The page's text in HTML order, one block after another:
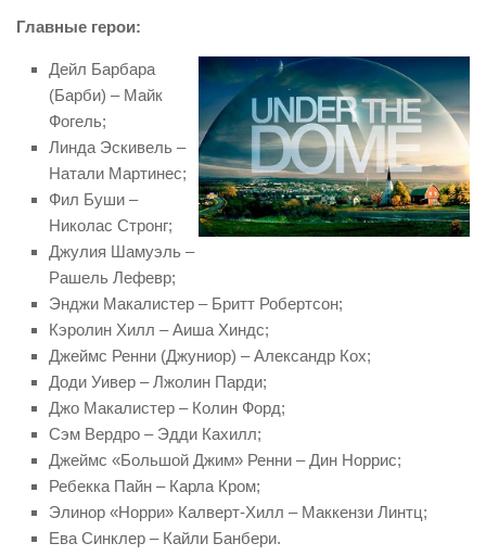
Главные герои:
Дейл Барбара
(Барби) – Майк
Фогель;
Линда Эскивель –
Натали Мартинес;
Фил Буши –
Николас Стронг;
Джулия Шамуэль –
Рашель Лефевр;
Энджи Макалистер – Бритт Робертсон;
Кэролин Хилл – Аиша Хиндс;
Джеймс Ренни (Джуниор) – Александр Кох;
Доди Уивер – Лжолин Парди;
Джо Макалистер – Колин Форд;
Сэм Вердро – Эдди Кахилл;
Джеймс «Большой Джим» Ренни – Дин Норрис;
Ребекка Пайн – Карла Кром;
Элинор «Норри» Калверт-Хилл – Маккензи Линтц;
Eва Синклер – Кайли Банбери.